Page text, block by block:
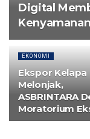
Digital
EKONOMI
Ekspor Kelapa
Melonjak,
ASBRINTARA
Moratorium